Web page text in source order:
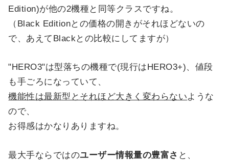
Edition)が他の2機種と同等クラスですね。
（Black Editionとの価格の開きがそれほどないの
で、あえてBlackとの比較にしてますが）
"HERO3"は型落ちの機種で(現行はHERO3+)、値段
も手ごろになっていて、
機能性は最新型とそれほど大きく変わらないような
ので、
お得感はかなりありますね。
最大手ならではのユーザー情報量の豊富さ と、